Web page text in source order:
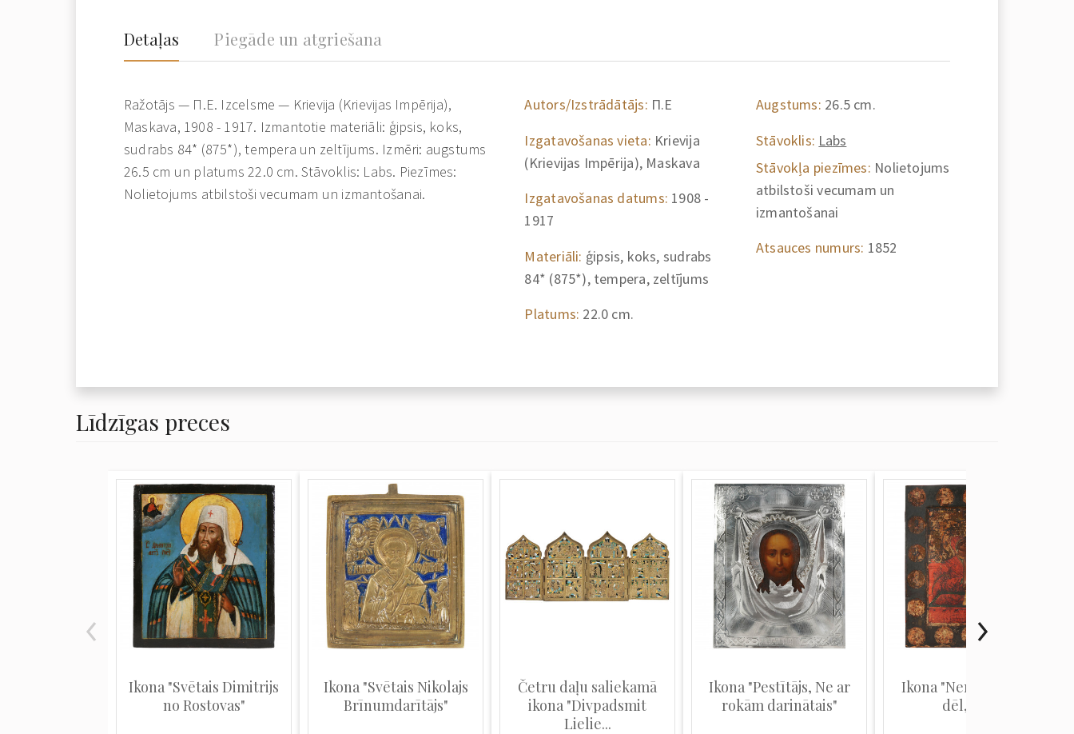
Detaļas Piegāde un atgriešana
Ražotājs — П.Е. Izcelsme — Krievija (Krievijas Impērija),
Maskava, 1908 - 1917. Izmantotie materiāli: ģipsis, koks,
sudrabs 84* (875*), tempera un zeltījums. Izmēri: augstums
26.5 cm un platums 22.0 cm. Stāvoklis: Labs. Piezīmes:
Nolietojums atbilstoši vecumam un izmantošanai.
Autors/Izstrādātājs: П.Е
Izgatavošanas vieta: Krievija
(Krievijas Impērija), Maskava
Izgatavošanas datums: 1908 -
1917
Materiāli: ģipsis, koks, sudrabs
84* (875*), tempera, zeltījums
Platums: 22.0 cm.
Augstums: 26.5 cm.
Stāvoklis: Labs
Stāvokļa piezīmes: Nolietojums
atbilstoši vecumam un
izmantošanai
Atsauces numurs: 1852
Līdzīgas preces
Ikona "Svētais Dimitrijs
no Rostovas"
Ikona "Svētais Nikolajs
Brīnumdarītājs"
Četru daļu saliekamā
ikona "Divpadsmit
Lielie...
Ikona "Pestītājs, Ne ar
rokām darinātais"
Ikona "Neraudi manis
dēl, Māt"